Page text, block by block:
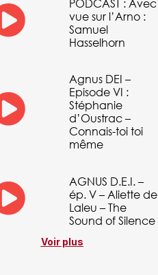
PODCAST : Avec
vue sur l’Arno :
Samuel
Hasselhorn
Agnus DEI –
Episode VI :
Stéphanie
d’Oustrac –
Connais-toi toi
même
AGNUS D.E.I. –
ép. V – Aliette de
Laleu – The
Sound of Silence
Voir plus